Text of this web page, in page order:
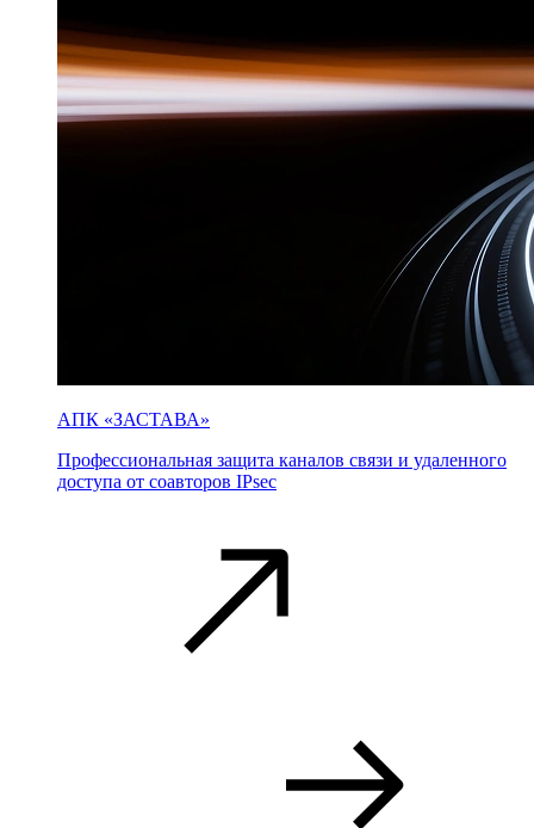
АПК «ЗАСТАВА»
Профессиональная защита каналов связи и удаленного
доступа от соавторов IPsec